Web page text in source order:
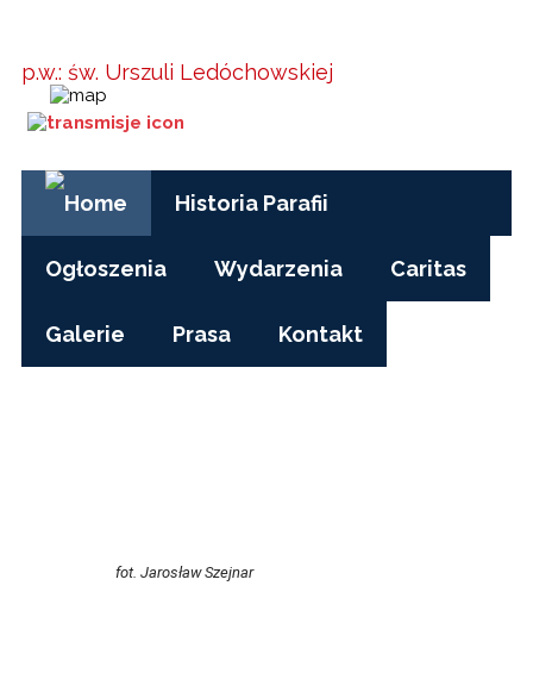
p.w.: św. Urszuli Ledóchowskiej
Historia Parafii
Ogłoszenia Wydarzenia Caritas
Galerie Prasa Kontakt
fot. Jarosław Szejnar